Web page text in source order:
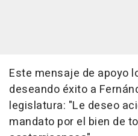
Este mensaje de apoyo
deseando éxito a
legislatura: "Le deseo
mandato por el bien de